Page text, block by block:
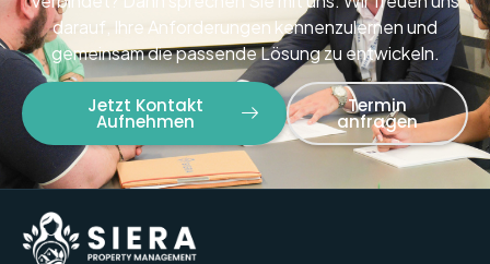
darauf, Ihre Anforderungen kennenzulernen und
gemeinsam die passende Lösung zu entwickeln.
Jetzt Kontakt
Aufnehmen
Termin
anfragen